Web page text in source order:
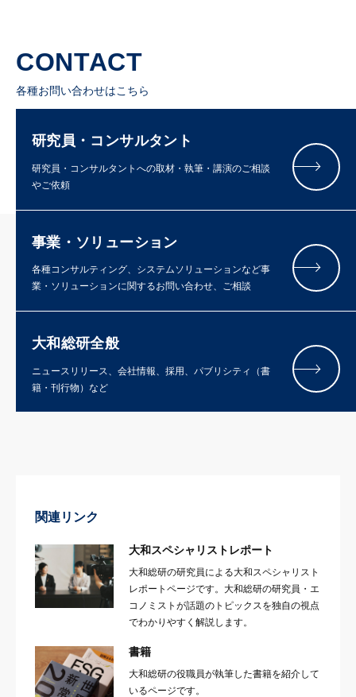
CONTACT
各種お問い合わせはこちら
研究員・コンサルタント
研究員・コンサルタントへの取材・執筆・講演のご相談
やご依頼
事業・ソリューション
各種コンサルティング、システムソリューションなど事
業・ソリューションに関するお問い合わせ、ご相談
大和総研全般
ニュースリリース、会社情報、採用、パブリシティ（書
籍・刊行物）など
関連リンク
大和スペシャリストレポート
大和総研の研究員による大和スペシャリスト
レポートページです。大和総研の研究員・エ
コノミストが話題のトピックスを独自の視点
でわかりやすく解説します。
書籍
大和総研の役職員が執筆した書籍を紹介して
いるページです。